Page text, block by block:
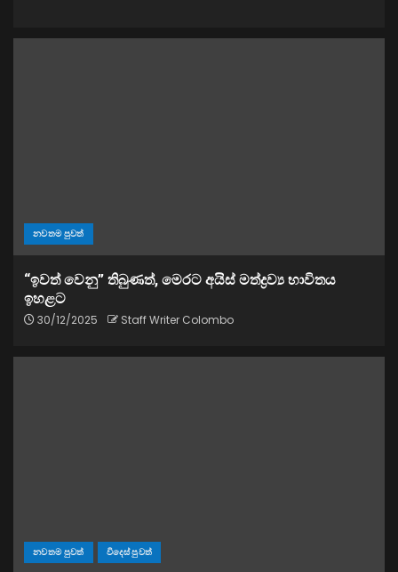
නවතම පුවත්
“ඉවත් වෙනු” තිබුණත්, මෙරට අයිස් මත්ද්‍රව්‍ය භාවිතය
ඉහළට
30/12/2025 Staff Writer Colombo
නවතම පුවත් විදෙස් පුවත්